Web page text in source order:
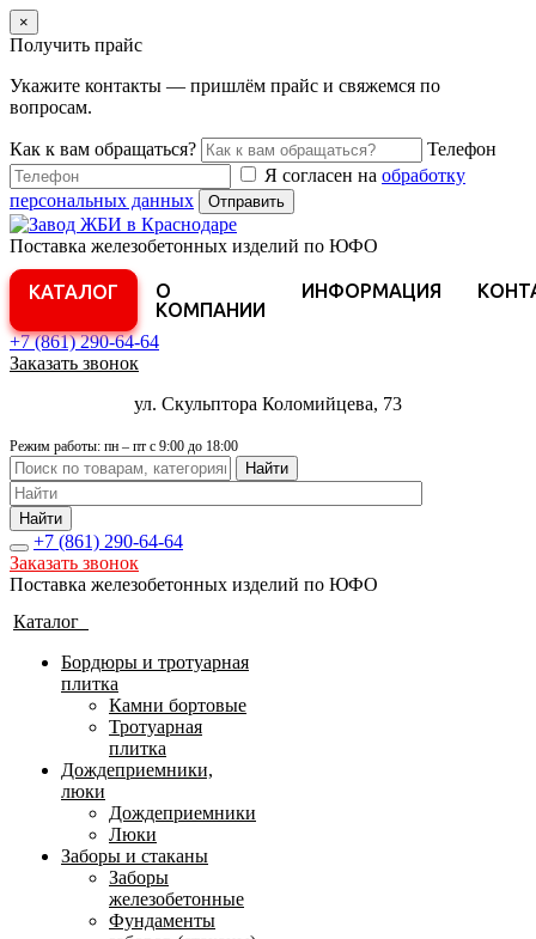
×
Получить прайс
Укажите контакты — пришлём прайс и свяжемся по
вопросам.
Как к вам обращаться?
Телефон
Я согласен на обработку
персональных данных
Отправить
Поставка железобетонных изделий по ЮФО
КАТАЛОГ
О
КОМПАНИИ
ИНФОРМАЦИЯ
+7 (861)290-64-64
Заказать звонок
ул. Скульптора Коломийцева, 73
Режим работы: пн – пт с 9:00 до 18:00
Найти
Найти
+7 (861) 290-64-64
Заказать звонок
Поставка железобетонных изделий по ЮФО
Каталог
Бордюры и тротуарная
плитка
Камни бортовые
Тротуарная
плитка
Дождеприемники,
люки
Дождеприемники
Люки
Заборы и стаканы
Заборы
железобетонные
Фундаменты